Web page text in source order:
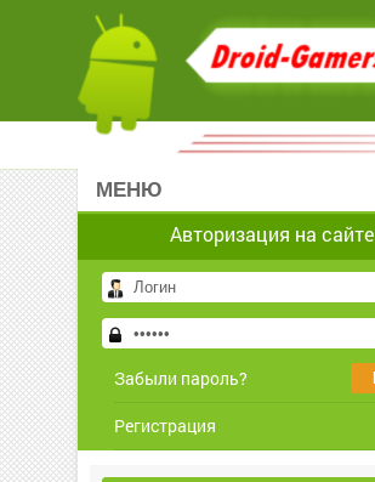
МЕНЮ
Авторизация на сайте
Забыли пароль?
Регистрация